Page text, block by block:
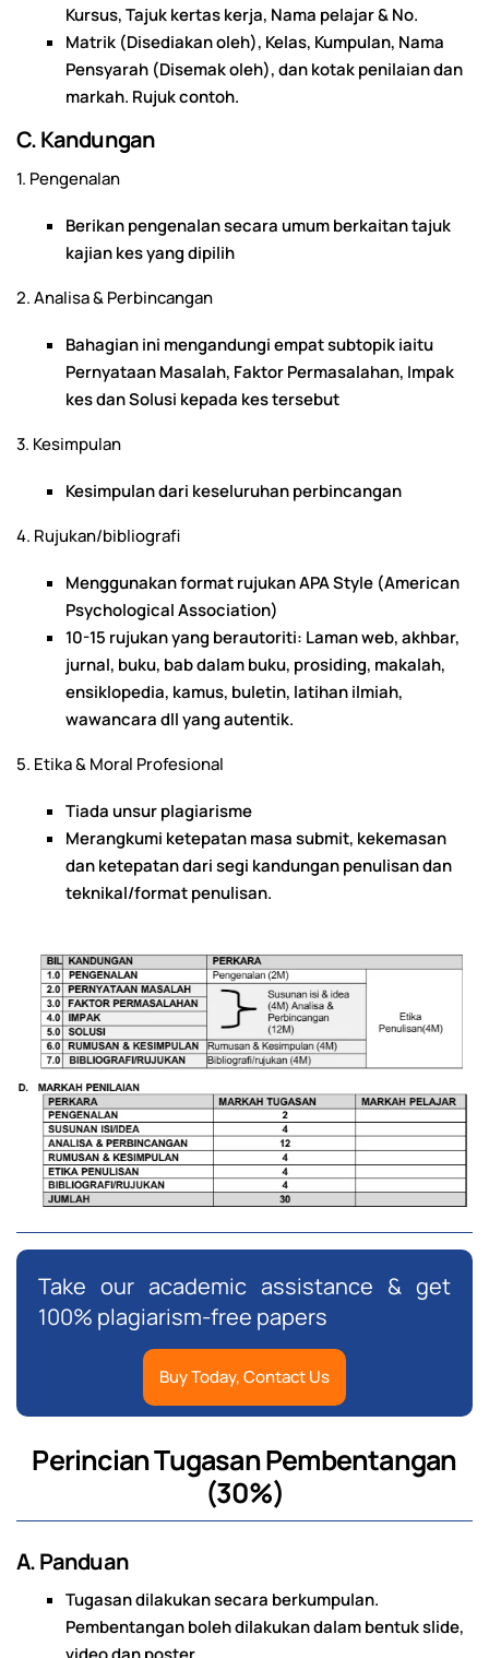
Kursus, Tajuk kertas kerja, Nama pelajar & No.
Matrik (Disediakan oleh), Kelas, Kumpulan, Nama
Pensyarah (Disemak oleh), dan kotak penilaian dan
markah. Rujuk contoh.
C. Kandungan
1. Pengenalan
Berikan pengenalan secara umum berkaitan tajuk
kajian kes yang dipilih
2. Analisa & Perbincangan
Bahagian ini mengandungi empat subtopik iaitu
Pernyataan Masalah, Faktor Permasalahan, Impak
kes dan Solusi kepada kes tersebut
3. Kesimpulan
Kesimpulan dari keseluruhan perbincangan
4. Rujukan/bibliografi
Menggunakan format rujukan APA Style (American
Psychological Association)
10-15 rujukan yang berautoriti: Laman web, akhbar,
jurnal, buku, bab dalam buku, prosiding, makalah,
ensiklopedia, kamus, buletin, latihan ilmiah,
wawancara dll yang autentik.
5. Etika & Moral Profesional
Tiada unsur plagiarisme
Merangkumi ketepatan masa submit, kekemasan
dan ketepatan dari segi kandungan penulisan dan
teknikal/format penulisan.
Take our academic assistance & get
100% plagiarism-free papers
Buy Today, Contact Us
Perincian Tugasan Pembentangan
(30%)
A. Panduan
Tugasan dilakukan secara berkumpulan.
Pembentangan boleh dilakukan dalam bentuk slide,